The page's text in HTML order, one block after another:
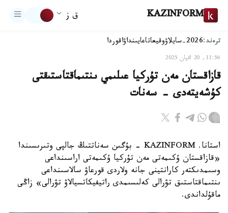
KAZINFORM ق ز
ترەند:2026-سايلاۋ وقيعاتاعايىنداۋاقوردا
11:56, 20 اقپان 2025
قازاقستان مەن تۇركيا عىلىمي ىنتىماقتاستىقتى
كۇشەيتەدى - سەنات
استانا. KAZINFORM - بۇگىن سەناتتىڭ جالپى وتىرىسىندا
«قازاقستان ۇكىمەتى مەن تۇركيا ۇكىمەتى اراسىنداعى
وسىمدىكتەر كارانتينى جانە ولاردى قورعاۋ سالاسىنداعى
ىنتىماقتاستىق تۋرالى كەلىسىمدى راتيفيكاتسيالاۋ تۋرالى» زاڭى
ماقۇلداندى.